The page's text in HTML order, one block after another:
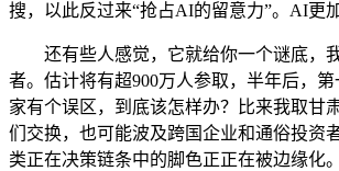
搜，以此反过来“抢占AI的留意力”。AI更加
还有些人感觉，它就给你一个谜底，
者。估计将有超900万人参取，半年后，
家有个误区，到底该怎样办？比来我取甘
们交换，也可能波及跨国企业和通俗投资
类正在决策链条中的脚色正正在被边缘化